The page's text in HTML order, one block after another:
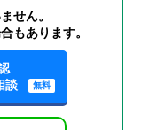
せん。
もあります。
談
無料